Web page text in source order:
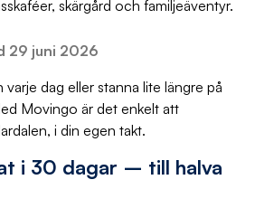
skärgård och familjeäventyr.
29 juni 2026
varje dag eller stanna lite längre på
Movingo är det enkelt att
i din egen takt.
i 30 dagar – till halva